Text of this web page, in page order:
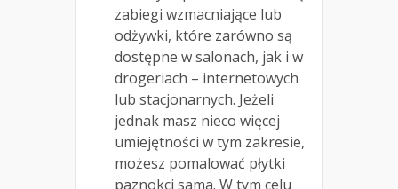
zabiegi wzmacniające lub
odżywki, które zarówno są
dostępne w salonach, jak i w
drogeriach – internetowych
lub stacjonarnych. Jeżeli
jednak masz nieco więcej
umiejętności w tym zakresie,
możesz pomalować płytki
paznokci sama. W tym celu